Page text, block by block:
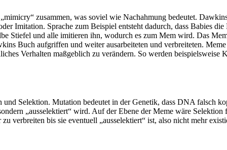
zusammen, was soviel wie Nachahmung bedeutet.
Imitation. Sprache zum Beispiel entsteht dadurch, dass Babies
Stiefel und alle imitieren ihn, wodurch es zum Mem wird. Das
Buch aufgriffen und weiter ausarbeiteten und verbreiteten.
Verhalten maßgeblich zu verändern. So werden
Selektion. Mutation bedeutet in der Genetik, dass DNA falsch
„ausselektiert“ wird. Auf der Ebene der Meme wäre
verbreiten bis sie eventuell „ausselektiert“ ist, also nicht mehr